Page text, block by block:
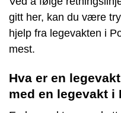
gitt her, kan du være
hjelp fra legevakten i
mest.
Hva er en
med en legevakt i